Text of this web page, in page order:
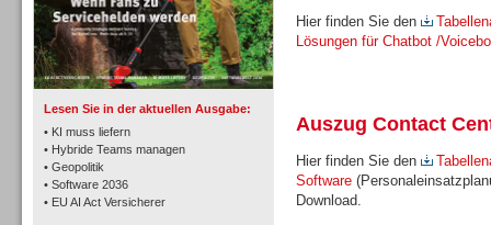
Lesen Sie in der aktuellen Ausgabe:
• KI muss liefern
• Hybride Teams managen
• Geopolitik
• Software 2036
• EU AI Act Versicherer
TK- und ACD-Systeme
Workforce-Management
Hier finden Sie den
Lösungen für Chatbot /
Auszug Contact
Hier finden Sie den
Software
Download.